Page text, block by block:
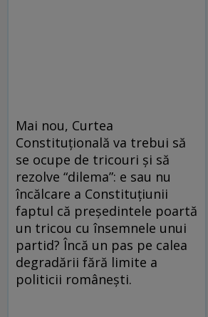
Mai nou, Curtea
Constituţională va trebui să
se ocupe de tricouri şi să
rezolve “dilema”: e sau nu
încălcare a Constituţiunii
faptul că preşedintele poartă
un tricou cu însemnele unui
partid? Încă un pas pe calea
degradării fără limite a
politicii româneşti.